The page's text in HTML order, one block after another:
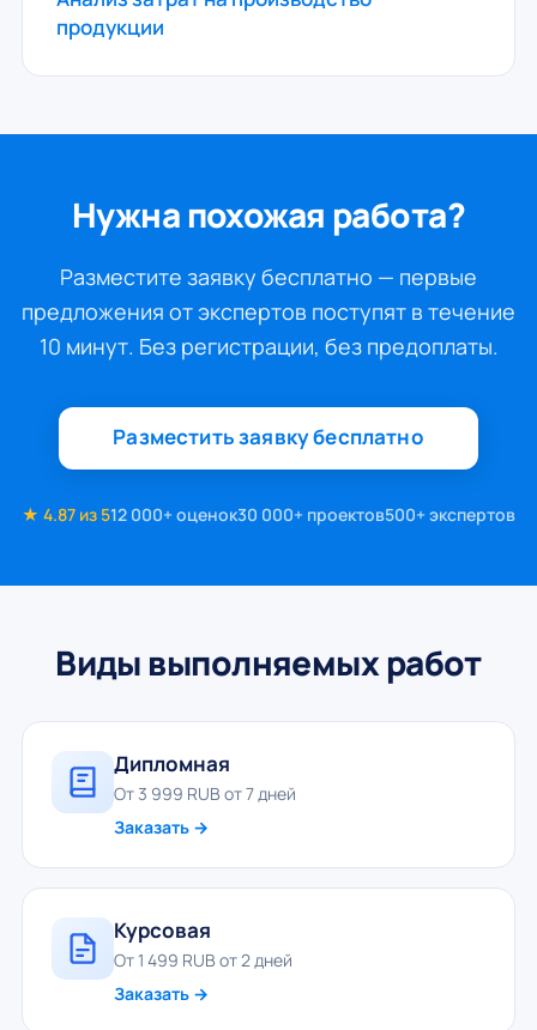
продукции
Нужна похожая работа?
Разместите заявку бесплатно — первые
предложения от экспертов поступят в течение
10 минут. Без регистрации, без предоплаты.
Разместить заявку бесплатно
★ 4.87 из 512 000+ оценок30 000+ проектов500+ экспертов
Виды выполняемых работ
Дипломная
От 3 999 RUB от 7 дней
Заказать →
Курсовая
От 1 499 RUB от 2 дней
Заказать →